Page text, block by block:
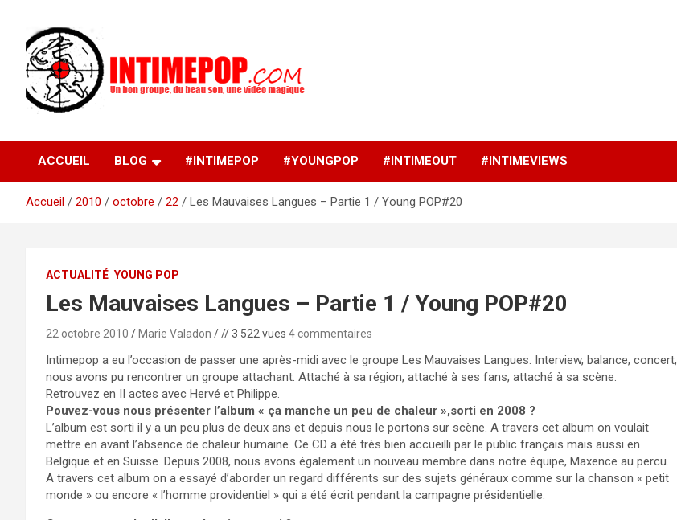
contenu
intimepop.com
musiques actuelles pop rock, post-rock, indé sur Lyon. rock pop
concert lyon
ACCUEIL BLOG #INTIMEPOP #YOUNGPOP #INTIMEOUT #INTIMEVIEWS
Accueil 2010 octobre 22 Les Mauvaises Langues – Partie 1 / Young POP#20
ACTUALITÉ YOUNG POP
Les Mauvaises Langues – Partie 1 / Young POP#20
22 octobre 2010 Marie Valadon // 3 522 vues 4 commentaires
Intimepop a eu l’occasion de passer une après-midi avec le groupe Les Mauvaises Langues. Interview, balance, concert,
nous avons pu rencontrer un groupe attachant. Attaché à sa région, attaché à ses fans, attaché à sa scène.
Retrouvez en II actes avec Hervé et Philippe.
Pouvez-vous nous présenter l’album « ça manche un peu de chaleur »,sorti en 2008 ?
L’album est sorti il y a un peu plus de deux ans et depuis nous le portons sur scène. A travers cet album on voulait
mettre en avant l’absence de chaleur humaine. Ce CD a été très bien accueilli par le public français mais aussi en
Belgique et en Suisse. Depuis 2008, nous avons également un nouveau membre dans notre équipe, Maxence au percu.
A travers cet album on a essayé d’aborder un regard différents sur des sujets généraux comme sur la chanson « petit
monde » ou encore « l’homme providentiel » qui a été écrit pendant la campagne présidentielle.